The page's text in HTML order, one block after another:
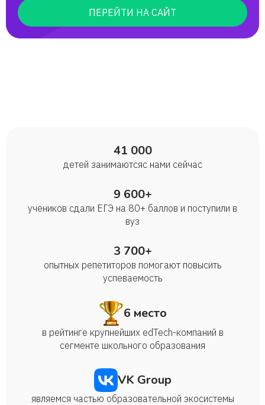
ПЕРЕЙТИ НА САЙТ
41 000
детей занимаются с нами сейчас
9 600+
учеников сдали ЕГЭ на 80+ баллов и поступили в
вуз
3 700+
опытных репетиторов помогают повысить
успеваемость
6 место
в рейтинге крупнейших edTech-компаний в
сегменте школьного образования
VK Group
являемся частью образовательной экосистемы